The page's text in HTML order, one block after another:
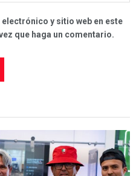
y sitio web en este
que haga un comentario.